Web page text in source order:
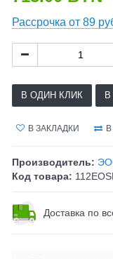
Рассрочка от 89
В ОДИН КЛИК В
В ЗАКЛАДКИ
Производитель:
Код товара:
Доставка по